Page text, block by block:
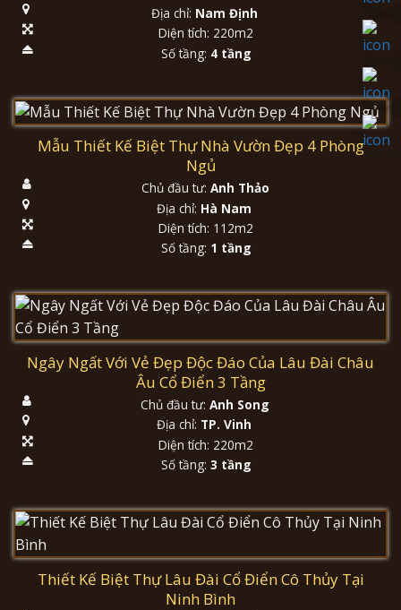
Địa chỉ: Nam Định
Diện tích: 220m2
Số tầng: 4 tầng
Mẫu Thiết Kế Biệt Thự Nhà Vườn Đẹp 4 Phòng
Ngủ
Chủ đầu tư: Anh Thảo
Địa chỉ: Hà Nam
Diện tích: 112m2
Số tầng: 1 tầng
Ngây Ngất Với Vẻ Đẹp Độc Đáo Của Lâu Đài Châu
Âu Cổ Điển 3 Tầng
Chủ đầu tư: Anh Song
Địa chỉ: TP. Vinh
Diện tích: 220m2
Số tầng: 3 tầng
Thiết Kế Biệt Thự Lâu Đài Cổ Điển Cô Thủy Tại
Ninh Bình